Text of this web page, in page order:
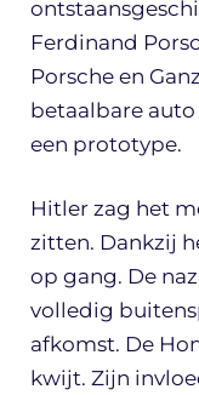
Ferdinand
Porsche en
betaalbare
een prototype.
Hitler zag het
zitten. Dankzij
op gang. De
volledig
afkomst. De
kwijt. Zijn